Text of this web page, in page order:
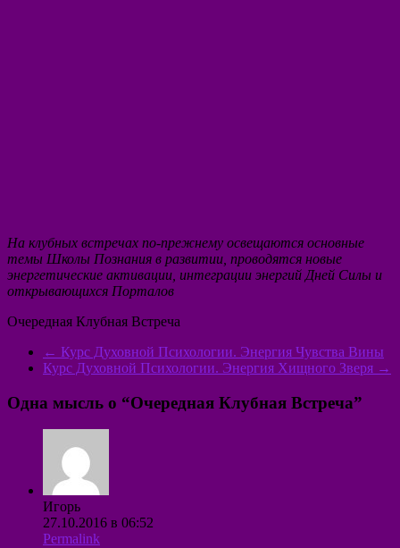
На клубных встречах по-прежнему освещаются основные
темы Школы Познания в развитии, проводятся новые
энергетические активации, интеграции энергий Дней Силы и
открывающихся Порталов
Очередная Клубная Встреча
← Курс Духовной Психологии. Энергия Чувства Вины
Курс Духовной Психологии. Энергия Хищного Зверя →
Одна мысль о “Очередная Клубная Встреча”
Игорь
27.10.2016 в 06:52
Permalink